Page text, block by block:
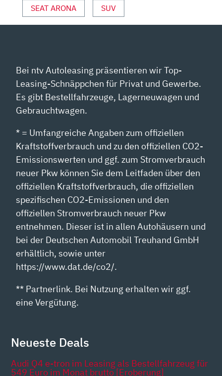
VON
YOUTUBE
SEAT ARONA SUV
Bei ntv Autoleasing präsentieren wir Top-
Leasing-Schnäppchen für Privat und Gewerbe.
Es gibt Bestellfahrzeuge, Lagerneuwagen und
Gebrauchtwagen.
* = Umfangreiche Angaben zum offiziellen
Kraftstoffverbrauch und zu den offiziellen CO2-
Emissionswerten und ggf. zum Stromverbrauch
neuer Pkw können Sie dem Leitfaden über den
offiziellen Kraftstoffverbrauch, die offiziellen
spezifischen CO2-Emissionen und den
offiziellen Stromverbrauch neuer Pkw
entnehmen. Dieser ist in allen Autohäusern und
bei der Deutschen Automobil Treuhand GmbH
erhältlich, sowie unter
https://www.dat.de/co2/.
** Partnerlink. Bei Nutzung erhalten wir ggf.
eine Vergütung.
Neueste Deals
Audi Q4 e-tron im Leasing als Bestellfahrzeug für
549 Euro im Monat brutto [Eroberung]